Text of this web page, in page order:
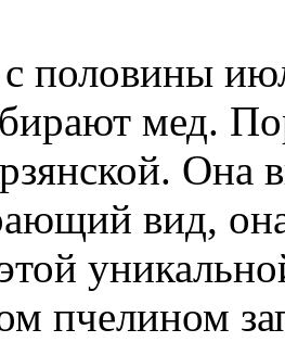
половины
мед.
вид,
пчелином